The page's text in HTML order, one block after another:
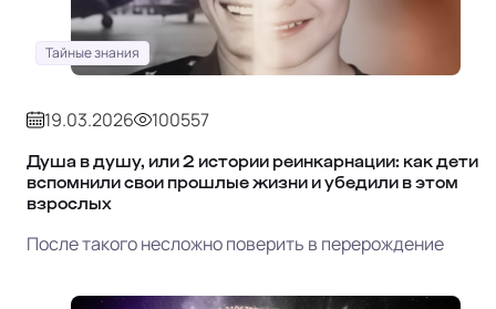
Тайные знания
19.03.2026 100557
Душа в душу, или 2 истории реинкарнации: как дети
вспомнили свои прошлые жизни и убедили в этом
взрослых
После такого несложно поверить в перерождение